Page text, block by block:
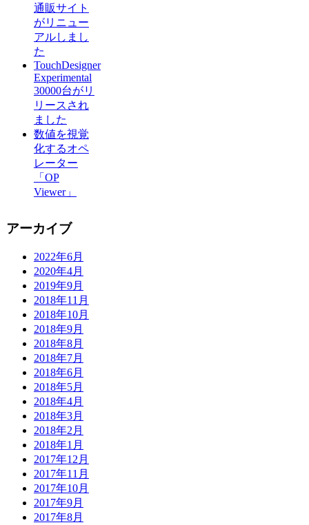
通販サイト
がリニュー
アルしまし
た
TouchDesigner
Experimental
30000台がリ
リースされ
ました
数値を視覚
化するオペ
レーター
「OP
Viewer」
アーカイブ
2022年6月
2020年4月
2019年9月
2018年11月
2018年10月
2018年9月
2018年8月
2018年7月
2018年6月
2018年5月
2018年4月
2018年3月
2018年2月
2018年1月
2017年12月
2017年11月
2017年10月
2017年9月
2017年8月